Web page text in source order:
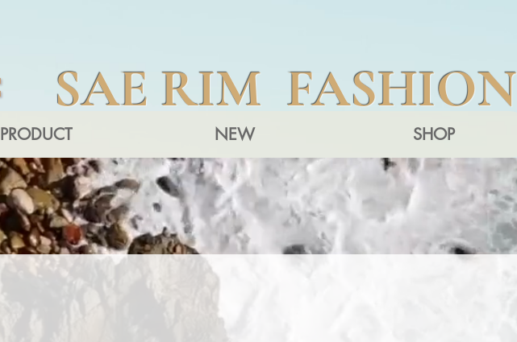
SAE RIM FASHION
PRODUCT NEW SHOP